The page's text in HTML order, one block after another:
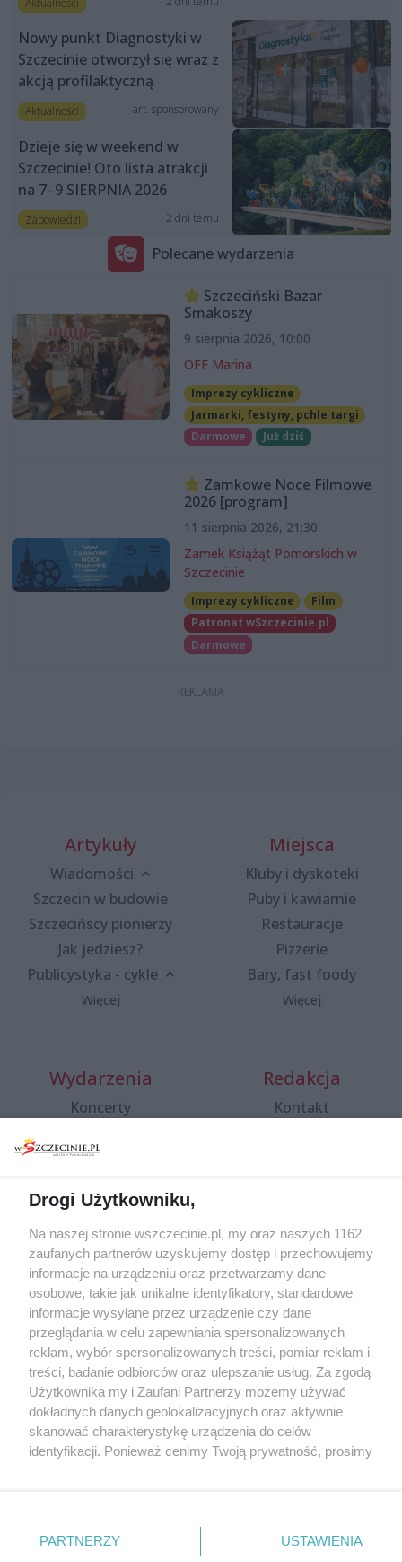
Aktualności
Nowy punkt Diagnostyki w
Szczecinie otworzył się wraz z
akcją profilaktyczną
Aktualności art. sponsorowany
Dzieje się w weekend w
Szczecinie! Oto lista atrakcji
na 7–9 SIERPNIA 2026
Zapowiedzi 2 dni temu
Polecane wydarzenia
Szczeciński Bazar
Smakoszy
9 sierpnia 2026, 10:00
OFF Marina
Imprezy cykliczne
Jarmarki, festyny, pchle targi
Darmowe
Już dziś
Zamkowe Noce Filmowe
2026 [program]
11 sierpnia 2026, 21:30
Zamek Książąt Pomorskich w
Szczecinie
Imprezy cykliczne
Film
Patronat wSzczecinie.pl
Darmowe
Artykuły
Wiadomości
Szczecin w budowie
Szczecińscy pionierzy
Jak jedziesz?
Publicystyka - cykle
Więcej
Miejsca
Kluby i dyskoteki
Puby i kawiarnie
Restauracje
Pizzerie
Bary, fast foody
Więcej
Wydarzenia
Koncerty
Spacery i oprowadzania
targi
Wernisaże
Więcej
Redakcja
Kontakt
Specjalny koncert z okazji
20. urodzin portalu
wSzczecinie.pl
Regulamin konkursów
śniadaniówka "Hej
Szczecin! Jest piątek!"
Partnerzy
Praca Szczecin
Drogi Użytkowniku,
Na naszej stronie wszczecinie.pl, my oraz naszych 1162
zaufanych partnerów uzyskujemy dostęp i przechowujemy
informacje na urządzeniu oraz przetwarzamy dane
osobowe, takie jak unikalne identyfikatory, standardowe
informacje wysyłane przez urządzenie czy dane
przeglądania w celu zapewniania spersonalizowanych
reklam, wybór spersonalizowanych treści, pomiar reklam i
treści, badanie odbiorców oraz ulepszanie usług. Za zgodą
Użytkownika my i Zaufani Partnerzy możemy używać
dokładnych danych geolokalizacyjnych oraz aktywnie
skanować charakterystykę urządzenia do celów
identyfikacji. Ponieważ cenimy Twoją prywatność, prosimy
prywatności znajdujący się w lewym dolnym rogu strony
. Niektóre rodzaje przetwarzania danych nie wymagają
PARTNERZY USTAWIENIA